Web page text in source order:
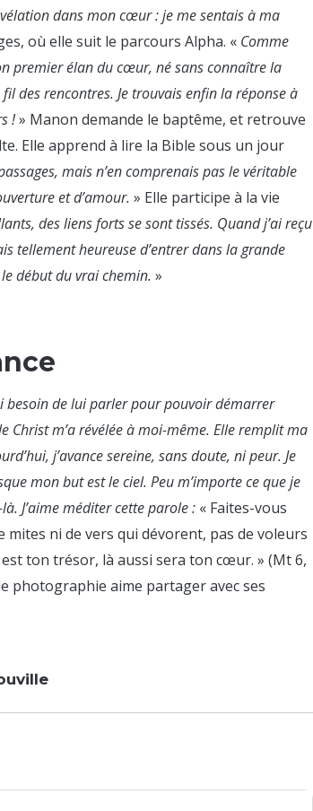
dans mon cœur : je me sentais à ma
où elle suit le parcours Alpha. « Comme
premier élan du cœur, né sans connaître la
des rencontres. Je trouvais enfin la réponse à
!» Manon demande le baptême, et retrouve
Elle apprend à lire la Bible sous un jour
mais n’en comprenais pas le véritable
et d’amour. » Elle participe à la vie
des liens forts se sont tissés. Quand j’ai reçu
tellement heureuse d’entrer dans la grande
début du vrai chemin. »
besoin de lui parler pour pouvoir démarrer
Christ m’a révélée à moi-même. Elle remplit ma
j’avance sereine, sans doute, ni peur. Je
mon but est le ciel. Peu m’importe ce que je
J’aime méditer cette parole : « Faites-vous
mites ni de vers qui dévorent, pas de voleurs
ton trésor, là aussi sera ton cœur. » (Mt 6,
photographie aime partager avec ses